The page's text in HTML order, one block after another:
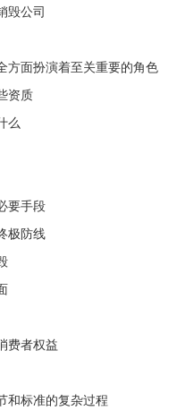
毁公司
方面扮演着至关重要的角色
资质
么
要手段
极防线
费者权益
和标准的复杂过程